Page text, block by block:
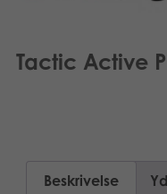
Tactic Active
Beskrivelse